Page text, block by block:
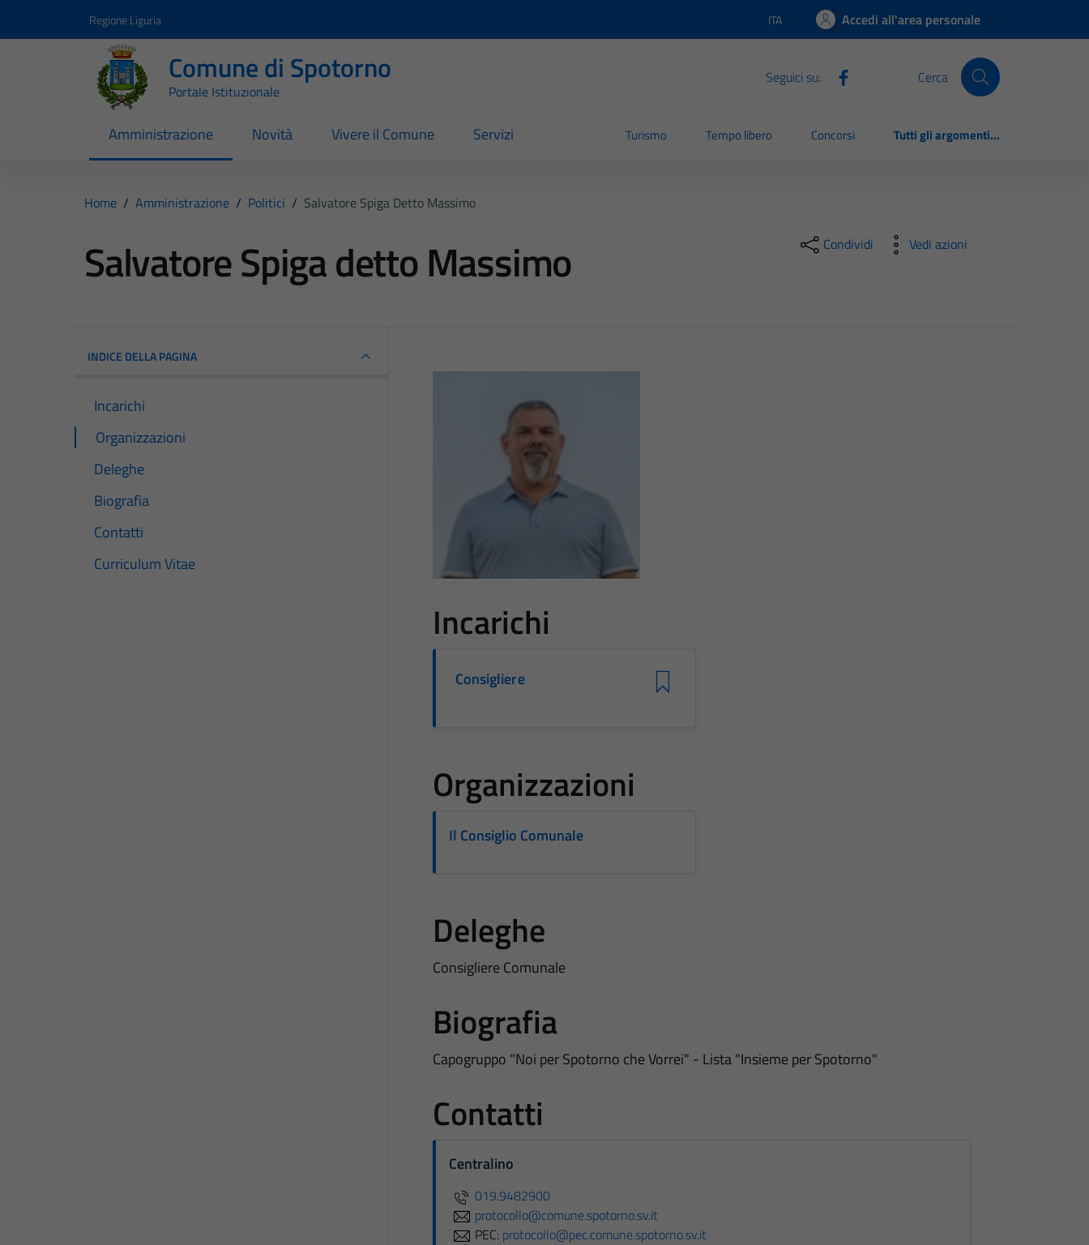
Regione Liguria Lingua attiva:
ITA Accedi all'area personale
Comune di Spotorno
Portale Istituzionale
Seguici su: Cerca
Amministrazione Novità Vivere il Comune Servizi Turismo Tempo libero Concorsi Tutti gli argomenti...
Home / Amministrazione / Politici / Salvatore Spiga Detto Massimo
Salvatore Spiga detto Massimo Condividi Vedi azioni
INDICE DELLA PAGINA
Incarichi
Organizzazioni
Deleghe
Biografia
Contatti
Curriculum Vitae
Incarichi
Consigliere
Organizzazioni
Il Consiglio Comunale
Deleghe
Consigliere Comunale
Biografia
Capogruppo "Noi per Spotorno che Vorrei" - Lista "Insieme per Spotorno"
Contatti
Centralino
019.9482900
protocollo@comune.spotorno.sv.it
PEC: protocollo@pec.comune.spotorno.sv.it